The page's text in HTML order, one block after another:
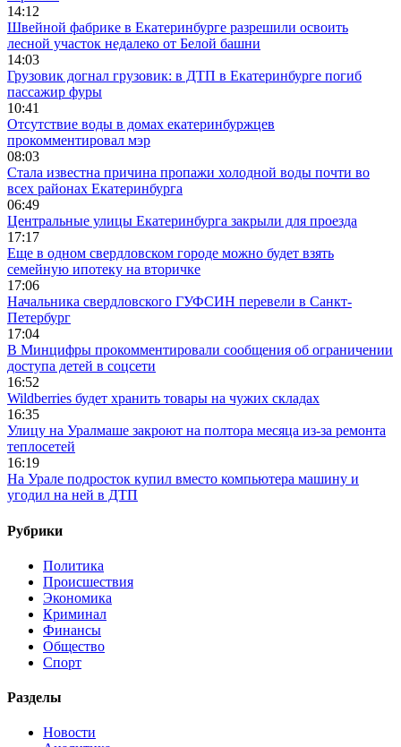
14:12
Швейной фабрике в Екатеринбурге разрешили освоить
лесной участок недалеко от Белой башни
14:03
Грузовик догнал грузовик: в ДТП в Екатеринбурге погиб
пассажир фуры
10:41
Отсутствие воды в домах екатеринбуржцев
прокомментировал мэр
08:03
Стала известна причина пропажи холодной воды почти во
всех районах Екатеринбурга
06:49
Центральные улицы Екатеринбурга закрыли для проезда
17:17
Еще в одном свердловском городе можно будет взять
семейную ипотеку на вторичке
17:06
Начальника свердловского ГУФСИН перевели в Санкт-
Петербург
17:04
В Минцифры прокомментировали сообщения об ограничении
доступа детей в соцсети
16:52
Wildberries будет хранить товары на чужих складах
16:35
Улицу на Уралмаше закроют на полтора месяца из-за ремонта
теплосетей
16:19
На Урале подросток купил вместо компьютера машину и
угодил на ней в ДТП
Рубрики
Политика
Происшествия
Экономика
Криминал
Финансы
Общество
Спорт
Разделы
Новости